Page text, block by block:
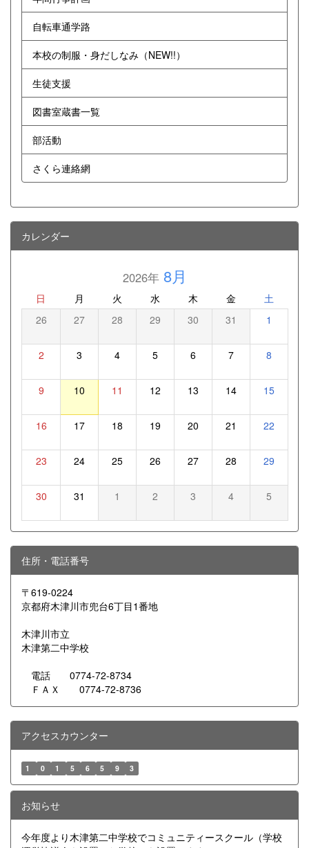
自転車通学路
本校の制服・身だしなみ（NEW!!）
生徒支援
図書室蔵書一覧
部活動
さくら連絡網
カレンダー
2026年8月
日 月 火 水 木 金 土
26 27 28 29 30 31 1
2 3 4 5 6 7 8
9 10 11 12 13 14 15
16 17 18 19 20 21 22
23 24 25 26 27 28 29
30 31 1 2 3 4 5
住所・電話番号
〒619-0224
京都府木津川市兜台6丁目1番地
木津川市立
木津第二中学校
電話 0774-72-8734
ＦＡＸ 0774-72-8736
アクセスカウンター
1 0 1 5 6 5 9 3
お知らせ
今年度より木津第二中学校でコミュニティースクール（学校